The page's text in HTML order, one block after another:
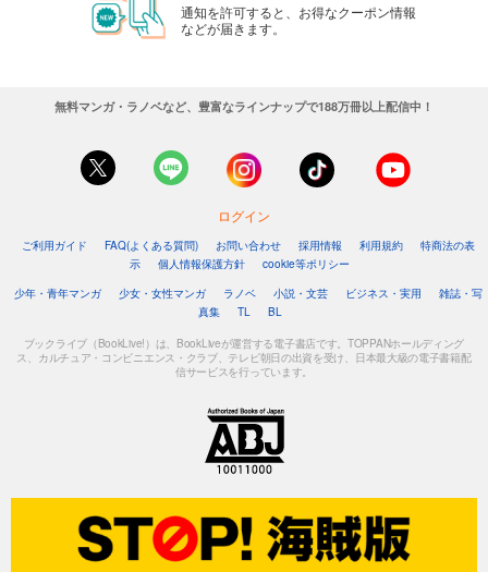
通知を許可すると、お得なクーポン情報
などが届きます。
無料マンガ・ラノベなど、豊富なラインナップで188万冊以上配信中！
ログイン
ご利用ガイド FAQ(よくある質問) お問い合わせ 採用情報 利用規約
特商法の表
示
個人情報保護方針
cookie等ポリシー
少年・青年マンガ
少女・女性マンガ ラノベ 小説・文芸 ビジネス・実用
雑誌・写
真集
TL BL
ブックライブ（BookLive!）は、BookLiveが運営する電子書店です。TOPPANホールディング
ス、カルチュア・コンビニエンス・クラブ、テレビ朝日の出資を受け、日本最大級の電子書籍配
信サービスを行っています。